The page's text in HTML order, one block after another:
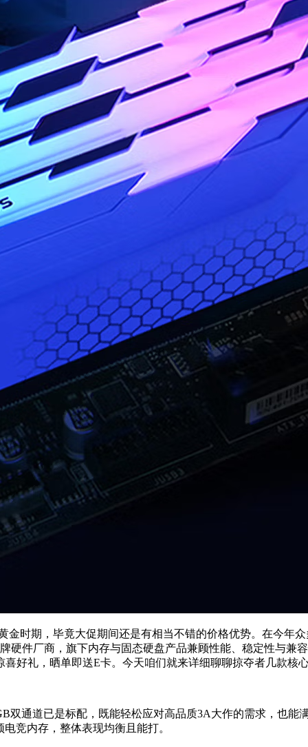
时期，毕竟大促期间还是有相当不错的价格优势。在今年
硬件厂商，旗下内存与固态硬盘产品兼顾性能、稳定性与兼
好礼，晒单即送E卡。今天咱们就来详细聊聊掠夺者几款核
双通道已是标配，既能轻松应对高品质3A大作的需求，也能
竞内存，整体表现均衡且能打。